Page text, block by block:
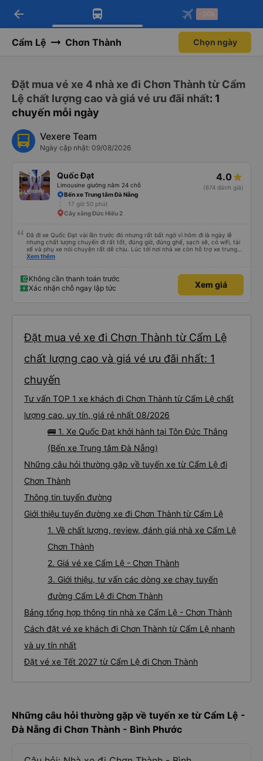
Tải app Vexere ngay!
Nhận ưu đãi thành viên độc
Mở app
Tải app Vexere
-30k/ghế khi đặt vé máy bay qua
Mở app
arrow_back -30k
Cẩm Lệ Chơn Thành Chọn ngày
Đặt mua vé xe 4 nhà xe đi Chơn Thành từ Cẩm
Lệ chất lượng cao và giá vé ưu đãi nhất: 1
chuyến mỗi ngày
Vexere Team
Ngày cập nhật: 09/08/2026
Quốc Đạt
Limousine giường nằm 24 chỗ
4.0
(674 đánh giá)
Bến xe Trung tâm Đà Nẵng
17 giờ 50 phút
Cây xăng Đức Hiếu 2
Đã đi xe Quốc Đạt vài lần trước đó nhưng rất bất ngờ vì hôm đi là ngày lễ
nhưng chất lượng chuyến đi rất tốt, đúng giờ, đúng ghế, sạch sẽ, có wifi, tài
xế và phụ xe nói chuyện rất dễ chịu. Lúc tới nơi nhà xe còn hỗ trợ xe trung
chuyển tới tận nhà. 10đ cho nhà xe, hy vọng nhà xe duy trì được chất lượng
Xem thêm
Không cần thanh toán trước
Xác nhận chỗ ngay lập tức
Xem giá
Đặt mua vé xe đi Chơn Thành từ Cẩm Lệ
chất lượng cao và giá vé ưu đãi nhất: 1
chuyến
Tư vấn TOP 1 xe khách đi Chơn Thành từ Cẩm Lệ chất
lượng cao, uy tín, giá rẻ nhất 08/2026
🚌 1. Xe Quốc Đạt khởi hành tại Tôn Đức Thắng
(Bến xe Trung tâm Đà Nẵng)
Những câu hỏi thường gặp về tuyến xe từ Cẩm Lệ đi
Chơn Thành
Thông tin tuyến đường
Giới thiệu tuyến đường xe đi Chơn Thành từ Cẩm Lệ
1. Về chất lượng, review, đánh giá nhà xe Cẩm Lệ
Chơn Thành
2. Giá vé xe Cẩm Lệ - Chơn Thành
3. Giới thiệu, tư vấn các dòng xe chạy tuyến
đường Cẩm Lệ đi Chơn Thành
Bảng tổng hợp thông tin nhà xe Cẩm Lệ - Chơn Thành
Cách đặt vé xe khách đi Chơn Thành từ Cẩm Lệ nhanh
và uy tín nhất
Đặt vé xe Tết 2027 từ Cẩm Lệ đi Chơn Thành
Những câu hỏi thường gặp về tuyến xe từ Cẩm Lệ -
Đà Nẵng đi Chơn Thành - Bình Phước